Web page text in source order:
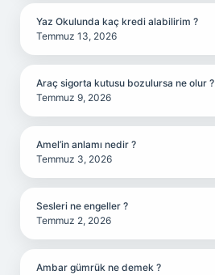
Yaz Okulunda kaç kredi alabilirim ?
Temmuz 13, 2026
Araç sigorta kutusu bozulursa ne olur ?
Temmuz 9, 2026
Amel’in anlamı nedir ?
Temmuz 3, 2026
Sesleri ne engeller ?
Temmuz 2, 2026
Ambar gümrük ne demek ?